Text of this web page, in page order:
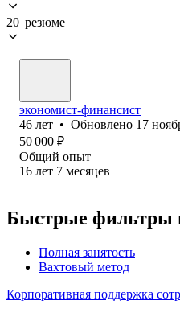
20 резюме
экономист-финансист
46 лет • Обновлено 17
50 000 ₽
Общий опыт
16 лет 7 месяцев
Быстрые фильтры
Полная занятость
Вахтовый метод
Корпоративная поддержка